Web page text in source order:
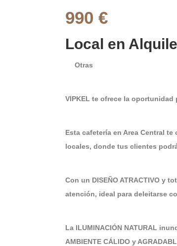
990 €
Local en
Otras
VIPKEL te ofrece la oportunidad
Esta cafetería en Area Central
locales, donde tus clientes
Con un DISEÑO ATRACTIVO y
atención, ideal para deleitarse
La ILUMINACIÓN NATURAL
AMBIENTE CÁLIDO y